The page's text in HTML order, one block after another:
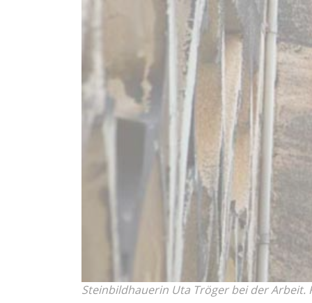
Steinbildhauerin Uta Tröger bei der Arbeit.